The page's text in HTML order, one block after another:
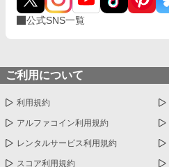
公式SNS一覧
ご利用について
利用規約
アルファコイン利用規約
レンタルサービス利用規約
スコア利用規約